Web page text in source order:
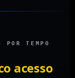
TEMPO
acesso